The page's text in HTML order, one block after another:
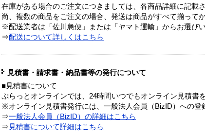
在庫がある場合のご注文につきましては、各商品詳細に記載
尚、複数の商品をご注文の場合、発送は商品がすべて揃って
※配送業者は「佐川急便」または「ヤマト運輸」からお選び
⇒配送について詳しくはこちら
見積書・請求書・納品書等の発行について
■見積書について
ぷらっとオンラインでは、24時間いつでもオンライン見積書
※オンライン見積書発行には、一般法人会員（BizID）への登
⇒一般法人会員（BizID）の詳細はこちら
⇒ 見積書について詳細はこちら